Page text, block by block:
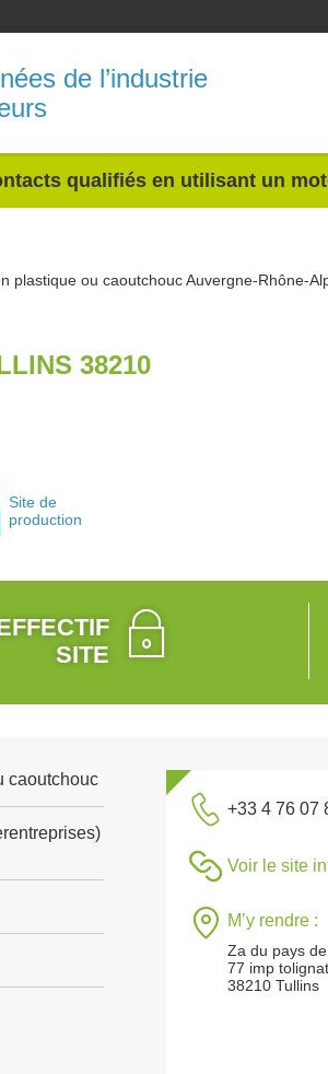
de l’industrie
qualifiés en utilisant un
plastique ou caoutchouc Auvergne-Rhône-
38210
Site de
production
SITE
caoutchouc
+33 4 76 07
Voir le site
M’y rendre :
Za du pays
77 imp tolignat
38210 Tullins